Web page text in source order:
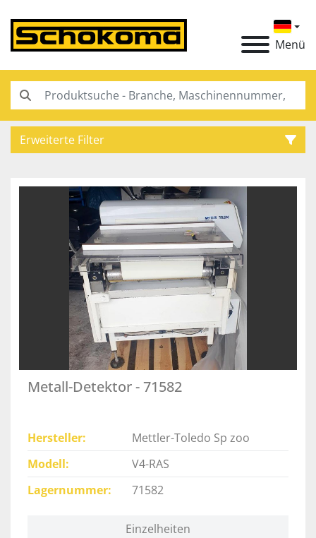
Menü
Erweiterte Filter
Hersteller
Metall-Detektor - 71582
Hersteller
Mettler-Toledo Sp zoo
Modell
V4-RAS
Lagernummer
71582
Einzelheiten